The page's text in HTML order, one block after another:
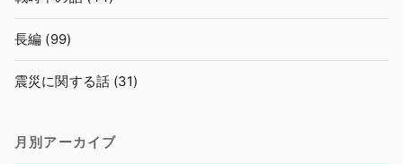
長編 (99)
震災に関する話 (31)
月別アーカイブ